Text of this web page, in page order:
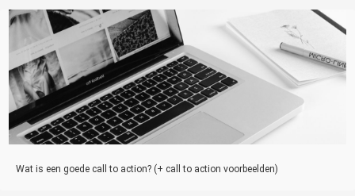
Wat is een goede call to action? (+ call to action voorbeelden)